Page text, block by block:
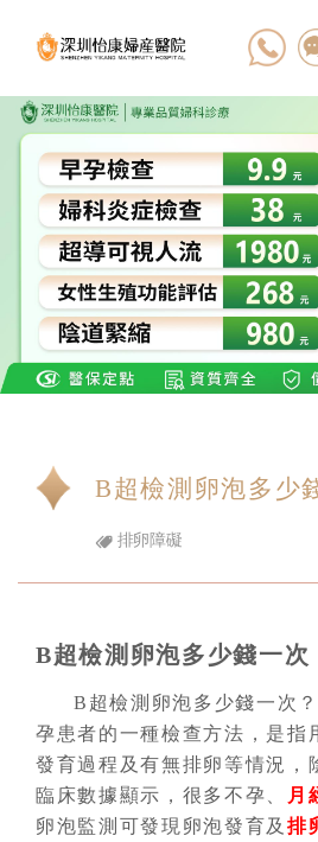
B超檢測卵泡多少
排卵障礙
B超檢測卵泡多少錢一次
B超檢測卵泡多少錢一次
孕患者的一種檢查方法，是指
發育過程及有無排卵等情況，
臨床數據顯示，很多不孕、
月
卵泡監測可發現卵泡發育及排